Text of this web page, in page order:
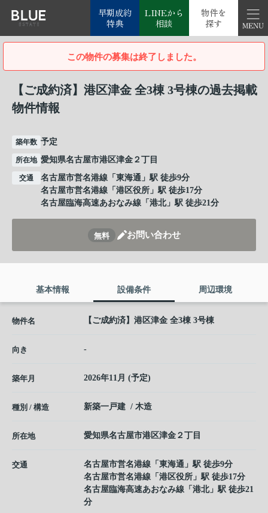
早期成約
特典
LINEから
相談
物件を
探す
この物件の募集は終了しました。
【ご成約済】港区津金 全3棟 3号棟の過去掲載
物件情報
築年数 予定
所在地 愛知県名古屋市港区津金２丁目
交通 名古屋市営名港線 「 東海通 」駅 徒歩9分
名古屋市営名港線 「 港区役所 」駅 徒歩17分
名古屋臨海高速あおなみ線 「 港北」駅 徒歩21分
無料 お問い合わせ
基本情報 設備条件 周辺環境
物件名 【ご成約済】港区津金 全3棟 3号棟
向き -
築年月 2026年11月 (予定)
種別 / 構造 新築一戸建 / 木造
所在地 愛知県名古屋市港区津金 ２丁目
交通 名古屋市営名港線 「 東海通 」駅 徒歩9分
名古屋市営名港線 「 港区役所 」駅 徒歩17分
名古屋臨海高速あおなみ線 「 港北」駅 徒歩21
分